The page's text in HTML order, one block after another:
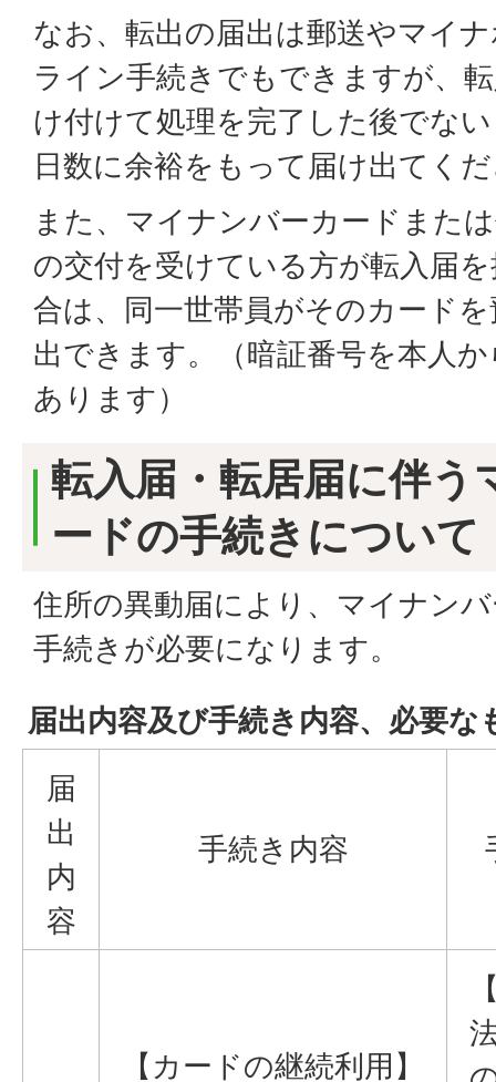
なお、転出の届出は郵送やマイ
ライン手続きでもできますが、
け付けて処理を完了した後でな
日数に余裕をもって届け出てく
また、マイナンバーカードまた
の交付を受けている方が転入届
合は、同一世帯員がそのカード
出できます。（暗証番号を本人
あります）
転入届・転居届に伴う
ードの手続きについて
住所の異動届により、マイナン
手続きが必要になります。
届出内容及び手続き内容、必要な
届
出
内
容
手続き内容
【カードの継続利用】